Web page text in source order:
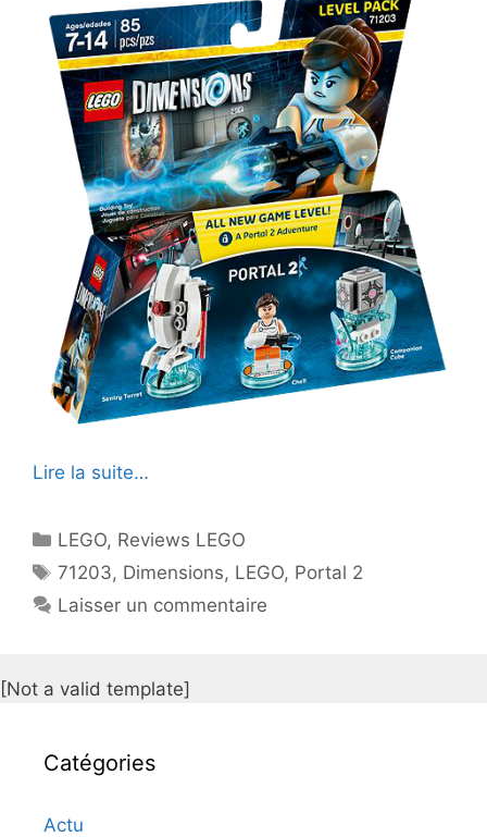
Lire la suite…
Catégories
LEGO, Reviews LEGO
Étiquettes
71203, Dimensions, LEGO, Portal 2
Laisser un commentaire
[Not a valid template]
Catégories
Actu